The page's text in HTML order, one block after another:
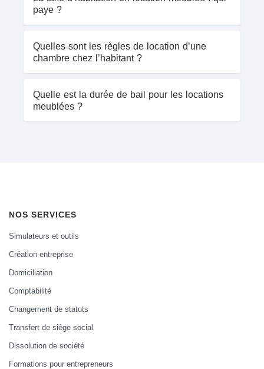
paye ?
Quelles sont les règles de location d’une
chambre chez l’habitant ?
Quelle est la durée de bail pour les locations
meublées ?
NOS SERVICES
Simulateurs et outils
Création entreprise
Domiciliation
Comptabilité
Changement de statuts
Transfert de siège social
Dissolution de société
Formations pour entrepreneurs